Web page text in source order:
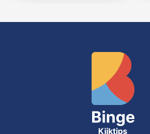
Kijktips